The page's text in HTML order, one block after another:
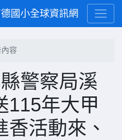
國小全球資訊網
容
警察局溪
115年大甲
活動來、